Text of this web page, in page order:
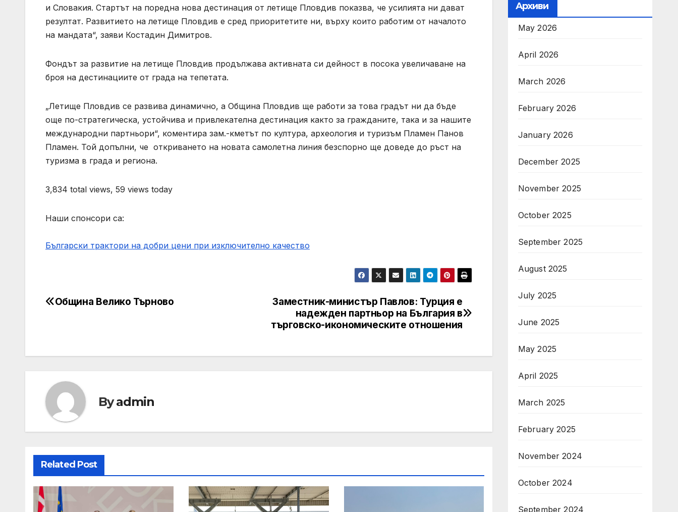
и Словакия. Стартът на поредна нова дестинация от летище Пловдив показва, че усилията ни дават
резултат. Развитието на летище Пловдив е сред приоритетите ни, върху които работим от началото
на мандата“, заяви Костадин Димитров.
Фондът за развитие на летище Пловдив продължава активната си дейност в посока увеличаване на
броя на дестинациите от града на тепетата.
„Летище Пловдив се развива динамично, а Община Пловдив ще работи за това градът ни да бъде
още по-стратегическа, устойчива и привлекателна дестинация както за гражданите, така и за нашите
международни партньори“, коментира зам.-кметът по култура, археология и туризъм Пламен Панов
Пламен. Той допълни, че откриването на новата самолетна линия безспорно ще доведе до ръст на
туризма в града и региона.
3,834 total views, 59 views today
Наши спонсори са:
Български трактори на добри цени при изключително качество
Post
Заместник-министър Павлов: Турция е
надежден партньор на България в
търговско-икономическите отношения
Община Велико Търново
Byadmin
Related Post
Архиви
May 2026
April 2026
March 2026
February 2026
January 2026
December 2025
November 2025
October 2025
September 2025
August 2025
July 2025
June 2025
May 2025
April 2025
March 2025
February 2025
November 2024
October 2024
September 2024